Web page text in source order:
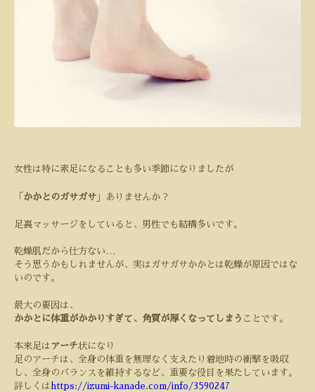
女性は特に素足になることも多い季節になりましたが
かかとのガサガサ 」ありませんか？
足裏マッサージをしていると、男性でも結構多いです。
乾燥肌だから仕方ない …
そう思うかもしれませんが、実はガサガサかかとは乾燥が原因ではな
いのです。
最大の要因は、
かかとに体重がかかりすぎて、角質が厚くなってしまう ことです。
本来足はアーチ状になり
足のアーチは、全身の体重を無理なく支えたり着地時の衝撃を吸収
し、全身のバランスを維持するなど、重要な役目を果たしています。
詳しくは https://izumi-kanade.com/info/3590247